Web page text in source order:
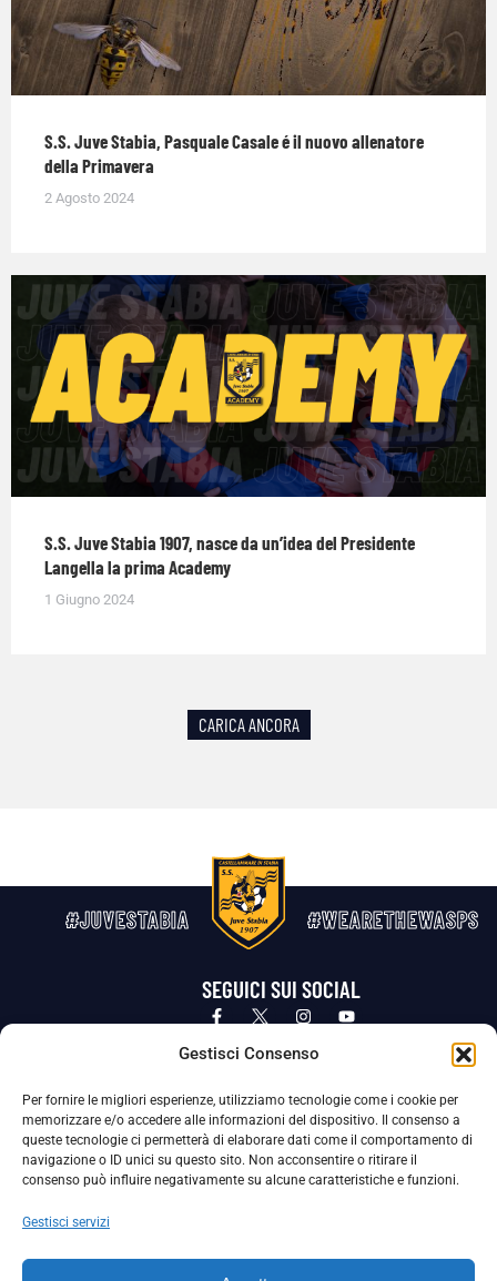
Gestisci Consenso
Per fornire le migliori esperienze, utilizziamo tecnologie come i cookie per
memorizzare e/o accedere alle informazioni del dispositivo. Il consenso a
queste tecnologie ci permetterà di elaborare dati come il comportamento di
navigazione o ID unici su questo sito. Non acconsentire o ritirare il
consenso può influire negativamente su alcune caratteristiche e funzioni.
Gestisci servizi
S.S. Juve Stabia, Pasquale Casale é il nuovo allenatore
della Primavera
2 Agosto 2024
S.S. Juve Stabia 1907, nasce da un’idea del Presidente
Langella la prima Academy
1 Giugno 2024
CARICA ANCORA
#JUVESTABIA #WEARETHEWASPS
SEGUICI SUI SOCIAL
Privacy Policy Cookie Policy
La Società ha nominato il Responsabile della Protezione dei Dati Personali (DPO), figura specializzata che vigila sulle modalità
adottate dalla nostra Società per tutelare i Suoi dati personali.
Per contattare il DPO può scrivere a